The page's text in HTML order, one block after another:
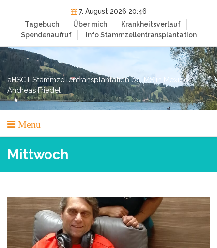
7. August 2026 20:46
Tagebuch
Über mich
Krankheitsverlauf
Spendenaufruf
Info Stammzellentransplantation
aHSCT Stammzellentransplantation bei MS in Mexico |
Andreas Friedel
Menu
Mittwoch